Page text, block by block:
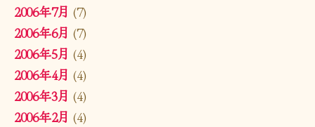
2006年7月 (7)
2006年6月 (7)
2006年5月 (4)
2006年4月 (4)
2006年3月 (4)
2006年2月 (4)